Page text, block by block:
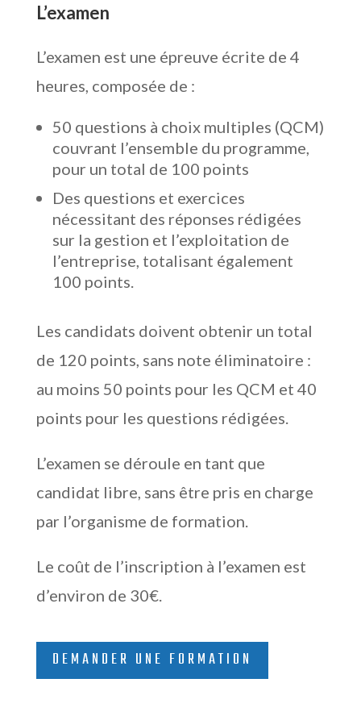
L’examen
L’examen est une épreuve écrite de 4
heures, composée de :
50 questions à choix multiples (QCM)
couvrant l’ensemble du programme,
pour un total de 100 points
Des questions et exercices
nécessitant des réponses rédigées
sur la gestion et l’exploitation de
l’entreprise, totalisant également
100 points.
Les candidats doivent obtenir un total
de 120 points, sans note éliminatoire :
au moins 50 points pour les QCM et 40
points pour les questions rédigées.
L’examen se déroule en tant que
candidat libre, sans être pris en charge
par l’organisme de formation.
Le coût de l’inscription à l’examen est
d’environ de 30€.
DEMANDER UNE FORMATION